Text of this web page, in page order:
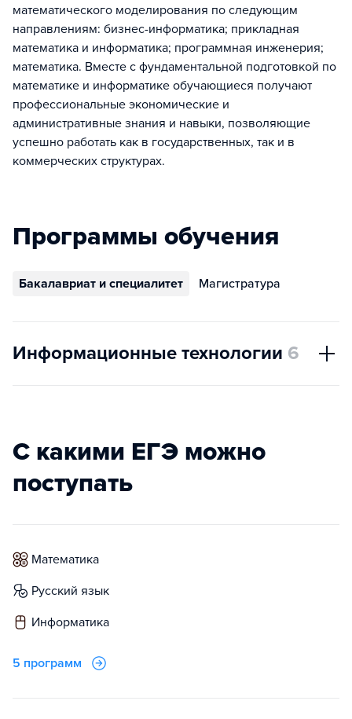
математического моделирования по следующим
направлениям: бизнес-информатика; прикладная
математика и информатика; программная инженерия;
математика. Вместе с фундаментальной подготовкой по
математике и информатике обучающиеся получают
профессиональные экономические и
административные знания и навыки, позволяющие
успешно работать как в государственных, так и в
коммерческих структурах.
Программы обучения
Бакалавриат и специалитет Магистратура
Информационные технологии 6
С какими ЕГЭ можно
поступать
математика
русский язык
информатика
5 программ